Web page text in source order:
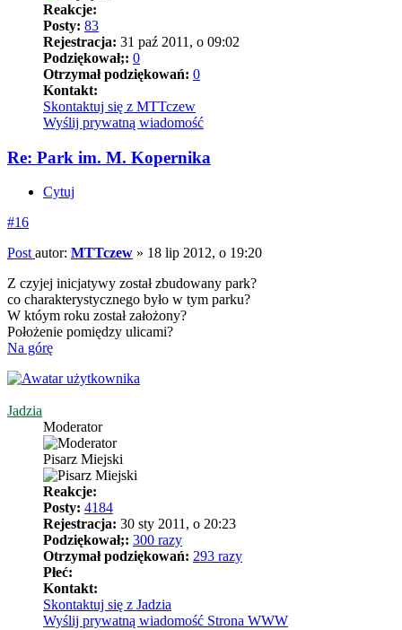
Reakcje:
Posty: 83
Rejestracja: 31 paź 2011, o 09:02
Podziękował;: 0
Otrzymał podziękowań: 0
Kontakt:
Skontaktuj się z MTTczew
Wyślij prywatną wiadomość
Re: Park im. M. Kopernika
Cytuj
#16
Post autor: MTTczew » 18 lip 2012, o 19:20
Z czyjej inicjatywy został zbudowany park?
co charakterystycznego było w tym parku?
W któym roku został założony?
Położenie pomiędzy ulicami?
Na górę
Jadzia
Moderator
Pisarz Miejski
Reakcje:
Posty: 4184
Rejestracja: 30 sty 2011, o 20:23
Podziękował;: 300 razy
Otrzymał podziękowań: 293 razy
Płeć:
Kontakt:
Skontaktuj się z Jadzia
Wyślij prywatną wiadomość Strona WWW